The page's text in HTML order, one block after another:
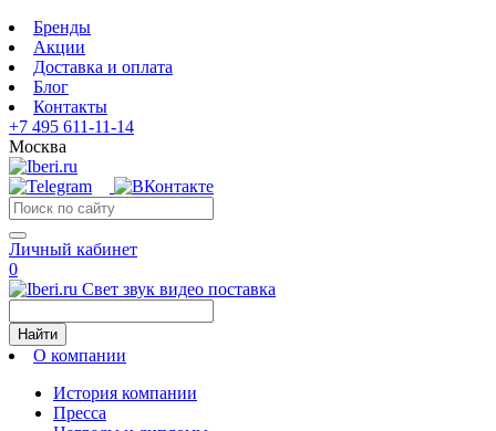
Бренды
Акции
Доставка и оплата
Блог
Контакты
+7 495 611-11-14
Москва
Личный кабинет
0
Свет звук видео поставка
Найти
О компании
История компании
Пресса